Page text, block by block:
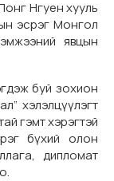
Нгуен хууль
эсрэг Монгол
явцын
буй зохион
хэлэлцүүлэгт
гэмт хэрэгтэй
бүхий олон
дипломат